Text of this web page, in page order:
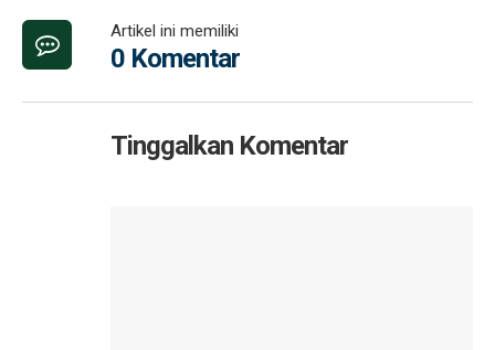
Artikel ini memiliki
0 Komentar
Tinggalkan Komentar